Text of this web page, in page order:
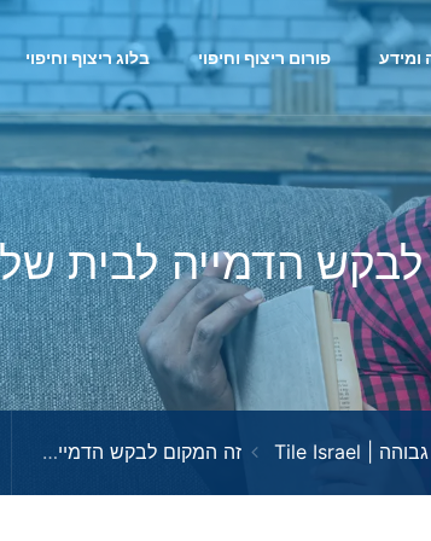
פורום ריצוף וחיפוי בלוג ריצוף וחיפוי
הדמייה לבית
זה המקום לבקש הדמייה לבית שלי? זה חינם?